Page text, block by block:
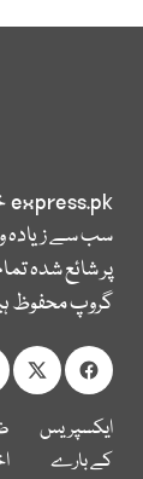
express.pk
سب سے زیادہ
پر شائع شدہ
گروپ محفوظ
ایکسپریس
کے بارے